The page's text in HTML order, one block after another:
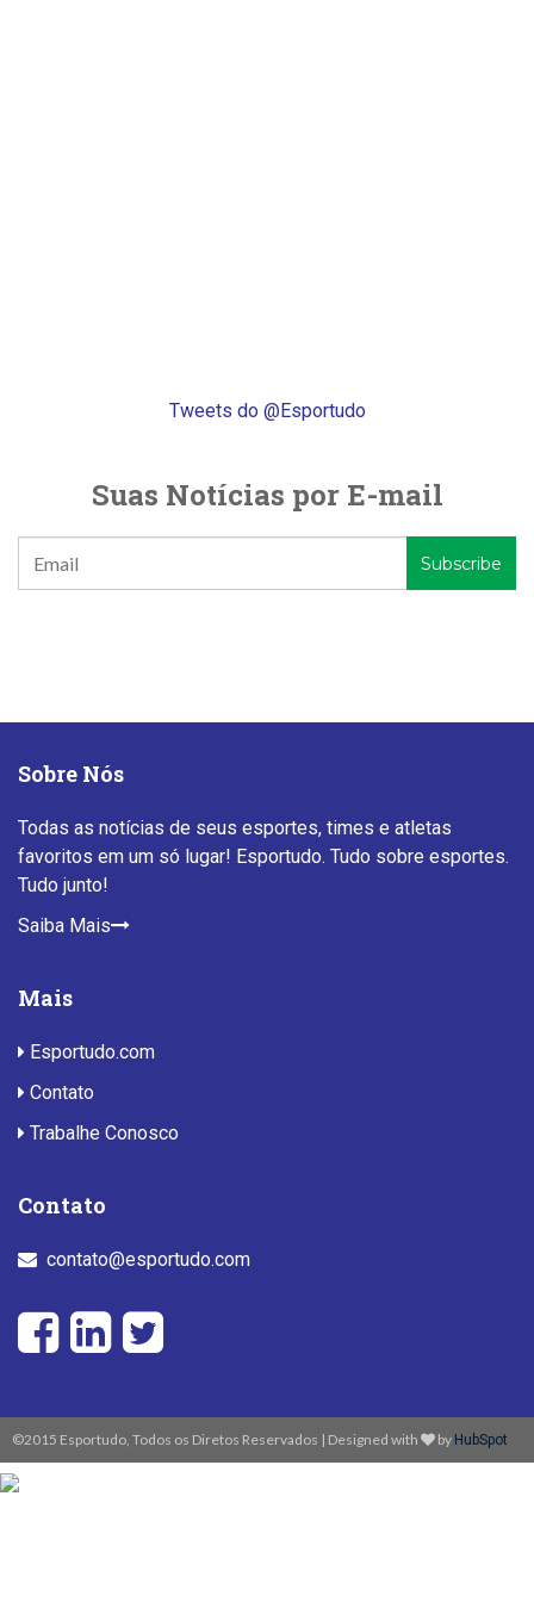
Tweets do @Esportudo
Suas Notícias por E-mail
Sobre Nós
Todas as notícias de seus esportes, times e atletas
favoritos em um só lugar! Esportudo. Tudo sobre esportes.
Tudo junto!
Saiba Mais
Mais
Esportudo.com
Contato
Trabalhe Conosco
Contato
contato@esportudo.com
©2015 Esportudo, Todos os Diretos Reservados | Designed with by HubSpot